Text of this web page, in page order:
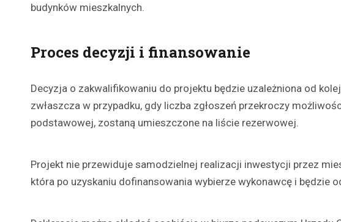
budynków mieszkalnych.
Proces decyzji i finansowanie
Decyzja o zakwalifikowaniu do projektu będzie uzależniona od
zwłaszcza w przypadku, gdy liczba zgłoszeń przekroczy
podstawowej, zostaną umieszczone na liście rezerwowej.
Projekt nie przewiduje samodzielnej realizacji inwestycji przez
która po uzyskaniu dofinansowania wybierze wykonawcę i będzie